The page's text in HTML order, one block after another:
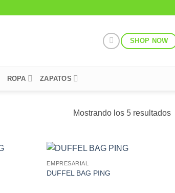
SHOP NOW
ROPA ZAPATOS
Mostrando los 5 resultados
EMPRESARIAL
DUFFEL BAG PING